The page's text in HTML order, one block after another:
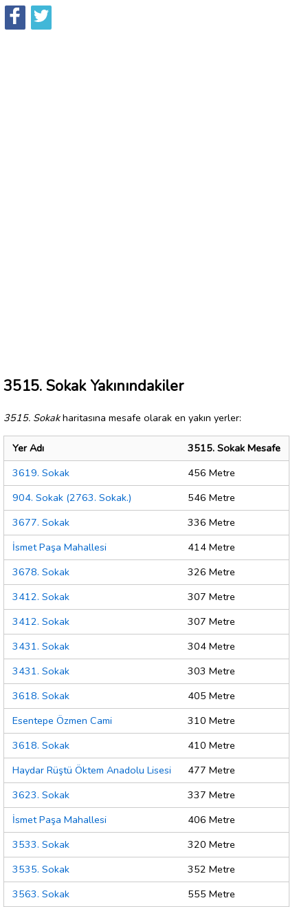
3515. Sokak Yakınındakiler
3515. Sokakharitasına mesafe olarak en yakın yerler:
Yer Adı
3515. Sokak Mesafe
3619. Sokak
456 Metre
904. Sokak (2763. Sokak.)
546 Metre
3677. Sokak
336 Metre
İsmet Paşa Mahallesi
414 Metre
3678. Sokak
326 Metre
3412. Sokak
307 Metre
3412. Sokak
307 Metre
3431. Sokak
304 Metre
3431. Sokak
303 Metre
3618. Sokak
405 Metre
Esentepe Özmen Cami
310 Metre
3618. Sokak
410 Metre
Haydar Rüştü Öktem Anadolu Lisesi
477 Metre
3623. Sokak
337 Metre
İsmet Paşa Mahallesi
406 Metre
3533. Sokak
320 Metre
3535. Sokak
352 Metre
3563. Sokak
555 Metre